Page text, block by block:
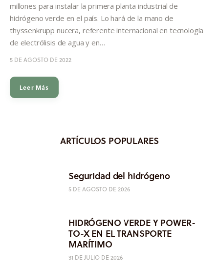
millones para instalar la primera planta industrial de
hidrógeno verde en el país. Lo hará de la mano de
thyssenkrupp nucera, referente internacional en tecnología
de electrólisis de agua y en…
5 DE AGOSTO DE 2022
Leer Más
ARTÍCULOS POPULARES
Seguridad del hidrógeno
5 DE AGOSTO DE 2026
HIDRÓGENO VERDE Y POWER-
TO-X EN EL TRANSPORTE
MARÍTIMO
31 DE JULIO DE 2026